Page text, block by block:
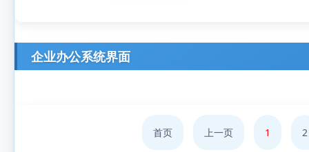
企业办公系统界面
首页 上一页 1 2